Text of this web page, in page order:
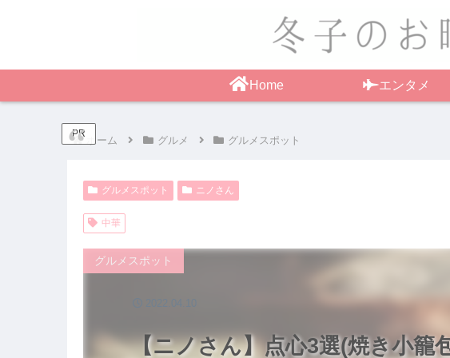
Home エンタメ
PR
ホーム グルメ グルメスポット
グルメスポット ニノさん
中華
【ニノさん】点心3選(焼き小籠
グルメスポット